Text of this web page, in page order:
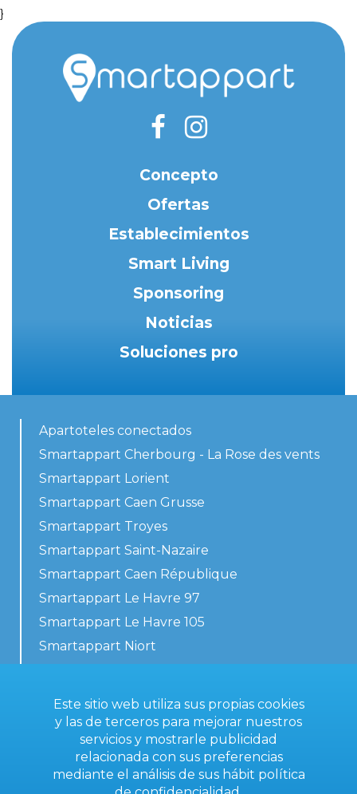
}
Concepto
Ofertas
Establecimientos
Smart Living
Sponsoring
Noticias
Soluciones pro
Apartoteles conectados
Smartappart Cherbourg - La Rose des vents
Smartappart Lorient
Smartappart Caen Grusse
Smartappart Troyes
Smartappart Saint-Nazaire
Smartappart Caen République
Smartappart Le Havre 97
Smartappart Le Havre 105
Smartappart Niort
Contacta con nosotros
Condiciones generales
Este sitio web utiliza sus propias cookies
y las de terceros para mejorar nuestros
servicios y mostrarle publicidad
relacionada con sus preferencias
mediante el análisis de sus hábit política